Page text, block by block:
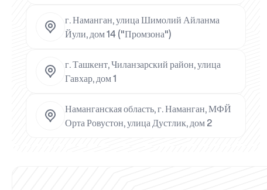
г. Наманган, улица Шимолий Айланма
Йули, дом 14 ("Промзона")
г. Ташкент, Чиланзарский район, улица
Гавхар, дом 1
Наманганская область, г. Наманган, МФЙ
Орта Ровустон, улица Дустлик, дом 2